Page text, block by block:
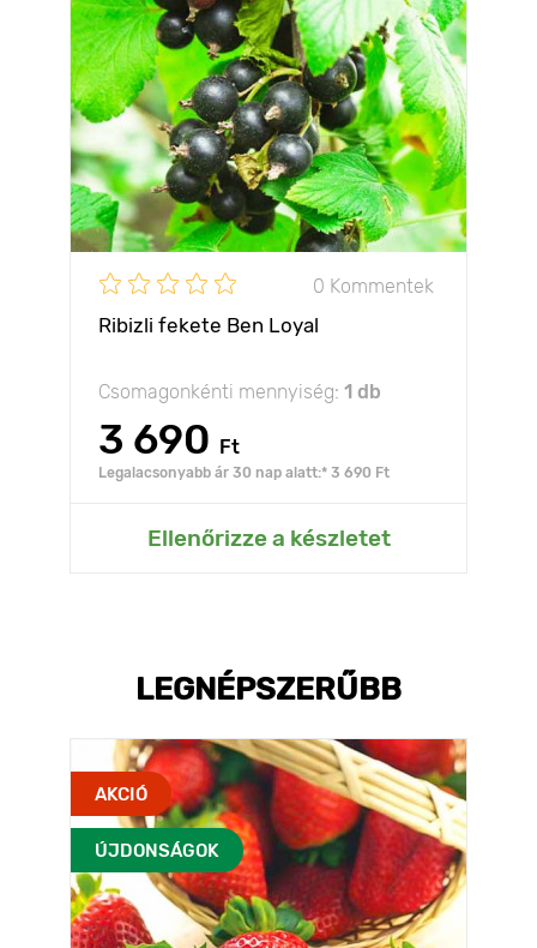
0 Kommentek
Ribizli fekete Ben Loyal
Csomagonkénti mennyiség: 1 db
3 690 Ft
Legalacsonyabb ár 30 nap alatt:* 3 690 Ft
Ellenőrizze a készletet
LEGNÉPSZERŰBB
AKCIÓ
ÚJDONSÁGOK